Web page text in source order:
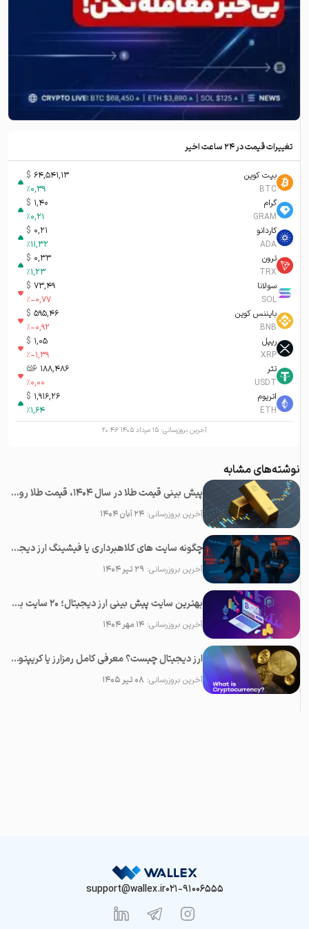
تغییرات قیمت در ۲۴ ساعت اخیر
بیت کوین
BTC
64,541,13
$
%0,39
گرام
GRAM
1,40
$
%0,21
کاردانو
ADA
0,21
$
%11,32
ترون
TRX
0,33
$
%1,23
سولانا
SOL
73,49
$
%-0,77
بایننس کوین
BNB
595,46
$
%-0,92
ریپل
XRP
1,05
$
%-1,39
تتر
USDT
188,486 تومان-ء
%0,00
اتریوم
ETH
1,916,26
$
%1,64
آخرین بروزرسانی:۱۵ مرداد ۱۴۰۵ ۲۰:۴۶
نوشته‌های مشابه
پیش بینی قیمت طلا در سال 1404، قیمت طلا روبه افزایش است یا کاهش؟
آخرین بروزرسانی:۲۴ آبان ۱۴۰۴
چگونه سایت های کلاهبرداری یا فیشینگ ارز دیجیتال را شناسایی کنیم؟
آخرین بروزرسانی:۲۹ تیر ۱۴۰۴
بهترین سایت پیش بینی ارز دیجیتال؛ ۲0 سایت برتر تحلیل کریپتو
آخرین بروزرسانی:۱۴ مهر ۱۴۰۴
ارز دیجیتال چیست؟ معرفی کامل رمزارز یا کریپتوکارنسی
آخرین بروزرسانی:۰۸ تیر ۱۴۰۵
021-91006555
support@wallex.ir